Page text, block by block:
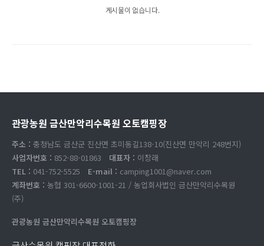
게시물이 없습니다.
관광농원 금산만악리수목원 오토캠핑장
주소 : 충청남도 금산군 진산면 초미동길138-10(진산면 만악리 248번지)
사업자번호 : 852-88-01863 대표자 : 이창래
TEL : 041-752-5525 E-mail : camping1001@naver.com
계좌번호 : 농협 301-6600-1001-21 / 농업회사법인 금산만악리수목원
(주)
관광농원 금산만악리수목원 오토캠핑장